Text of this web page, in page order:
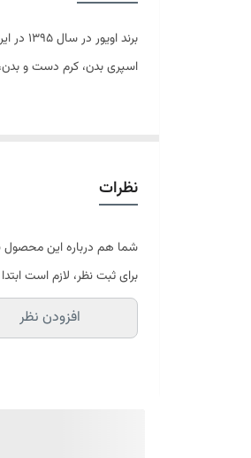
اسپری بدن، کرم دست و بدن، لوسیون
را انجام می‌دهد. این
تغییرات را در پوست خود
نظرات
شما هم درباره این محصول
برای ثبت نظر، لازم است
افزودن نظر